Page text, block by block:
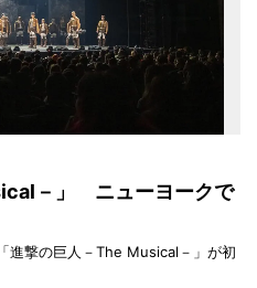
－」 ニューヨークで
進撃の巨人－The Musical－」が初